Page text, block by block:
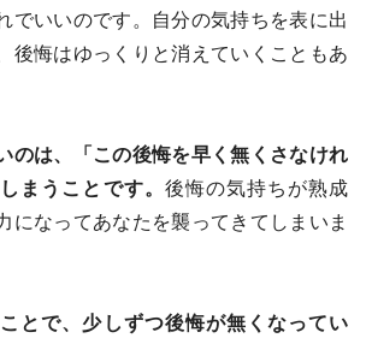
でいいのです。自分の気持ちを表に出
後悔はゆっくりと消えていくこともあ
のは、「この後悔を早く無くさなけれ
まうことです。 後悔の気持ちが熟成
になってあなたを襲ってきてしまいま
ことで、少しずつ後悔が無くなってい